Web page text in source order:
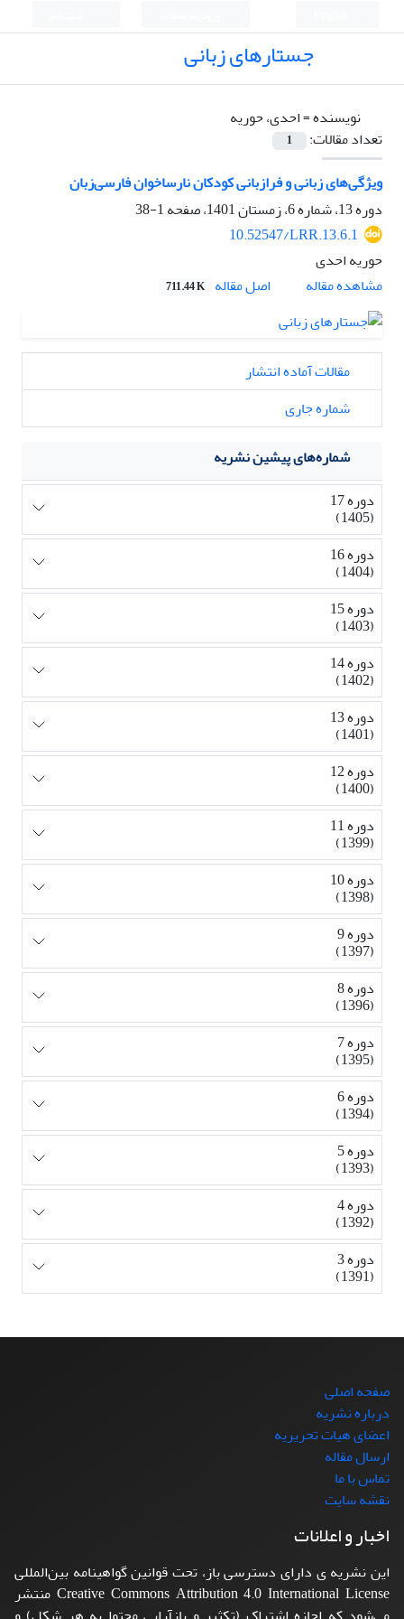
جستارهای زبانی
نویسنده =احدی، حوریه
تعداد مقالات:
1
ویژگی‌های زبانی و فرازبانی کودکان نارساخوان فارسی‌زبان
دوره 13، شماره 6، زمستان 1401، صفحه
1-38
10.52547/LRR.13.6.1
حوریه احدی
مشاهده مقاله
اصل مقاله 711.44 K
مقالات آماده انتشار
شماره جاری
شماره‌های پیشین نشریه
دوره 17
(1405)
دوره 16
(1404)
دوره 15
(1403)
دوره 14
(1402)
دوره 13
(1401)
دوره 12
(1400)
دوره 11
(1399)
دوره 10
(1398)
دوره 9
(1397)
دوره 8
(1396)
دوره 7
(1395)
دوره 6
(1394)
دوره 5
(1393)
دوره 4
(1392)
دوره 3
(1391)
صفحه اصلی
درباره نشریه
اعضای هیات تحریریه
ارسال مقاله
تماس با ما
نقشه سایت
اخبار و اعلانات
این نشریه ی دارای دسترسی باز، تحت قوانین گواهینامه بین‌المللی
Creative Commons Attribution 4.0 International License منتشر